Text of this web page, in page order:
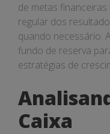
de metas
regular dos
quando necessário.
fundo de reserva
estratégias de
Caixa